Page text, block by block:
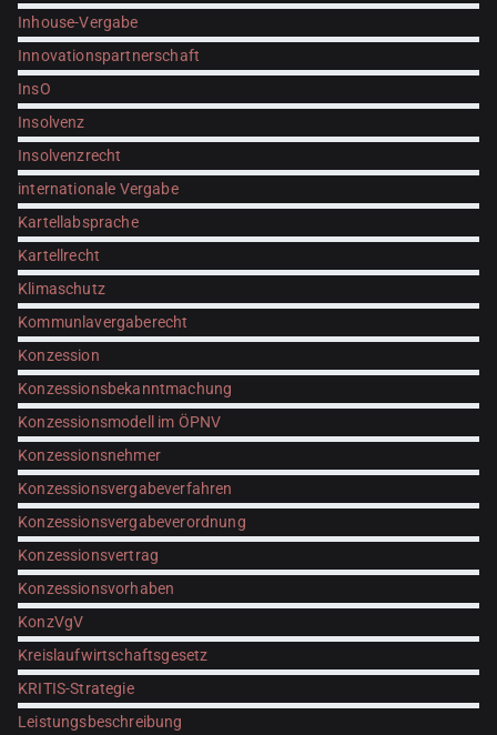
Inhouse-Vergabe
Innovationspartnerschaft
InsO
Insolvenz
Insolvenzrecht
internationale Vergabe
Kartellabsprache
Kartellrecht
Klimaschutz
Kommunlavergaberecht
Konzession
Konzessionsbekanntmachung
Konzessionsmodell im ÖPNV
Konzessionsnehmer
Konzessionsvergabeverfahren
Konzessionsvergabeverordnung
Konzessionsvertrag
Konzessionsvorhaben
KonzVgV
Kreislaufwirtschaftsgesetz
KRITIS-Strategie
Leistungsbeschreibung